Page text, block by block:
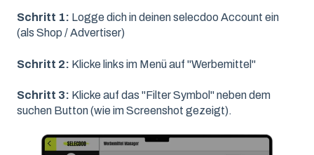
Schritt 1: Logge dich in deinen selecdoo Account ein
(als Shop / Advertiser)
Schritt 2: Klicke links im Menü auf "Werbemittel"
Schritt 3: Klicke auf das "Filter Symbol" neben dem
suchen Button (wie im Screenshot gezeigt).